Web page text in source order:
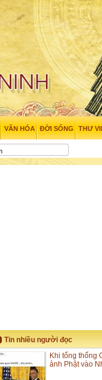
VĂN HÓA ĐỜI SỐNG THƯ
Tin nhiều người đọc
Khi tổng thống
ảnh Phật vào